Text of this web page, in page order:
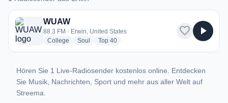
1 Radiosender aus Erwin
WUAW
88.3 FM · Erwin, United States
College radio stations
Soul radio stations
Top 40radio stations
favorite play_arrow
Hören Sie 1 Live-Radiosender kostenlos online. Entdecken
Sie Musik, Nachrichten, Sport und mehr aus aller Welt auf
Streema.